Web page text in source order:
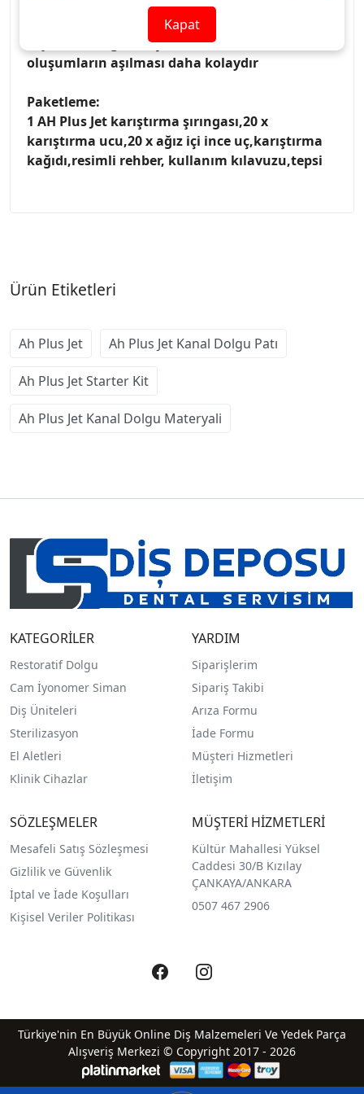
Şırınga form karışımın homojen olmasına
olanak tanır. Eğilip dönebilen ağız içi uçları
sayesinde engel oluşturan anatomik
oluşumların aşılması daha kolaydır
Paketleme:
1 AH Plus Jet karıştırma şırıngası,20 x
karıştırma ucu,20 x ağız içi ince uç,karıştırma
kağıdı,resimli rehber, kullanım kılavuzu,tepsi
Ürün Etiketleri
Ah Plus Jet Ah Plus Jet Kanal Dolgu Patı
Ah Plus Jet Starter Kit
Ah Plus Jet Kanal Dolgu Materyali
KATEGORİLER
Restoratif Dolgu
Cam İyonomer Siman
Diş Üniteleri
Sterilizasyon
El Aletleri
Klinik Cihazlar
YARDIM
Siparişlerim
Sipariş Takibi
Arıza Formu
İade Formu
Müşteri Hizmetleri
İletişim
SÖZLEŞMELER
Mesafeli Satış Sözleşmesi
Gizlilik ve Güvenlik
İptal ve İade Koşulları
Kişisel Veriler Politikası
MÜŞTERİ HİZMETLERİ
Kültür Mahallesi Yüksel
Caddesi 30/B Kızılay
ÇANKAYA/ANKARA
0507 467 2906
Türkiye'nin En Büyük Online Diş Malzemeleri Ve Yedek Parça
Alışveriş Merkezi © Copyright 2017 - 2026
Kapat